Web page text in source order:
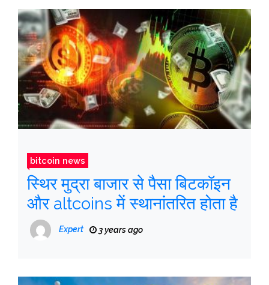
bitcoin news
स्थिर मुद्रा बाजार से पैसा बिटकॉइन
और altcoins में स्थानांतरित होता है
Expert 3 years ago